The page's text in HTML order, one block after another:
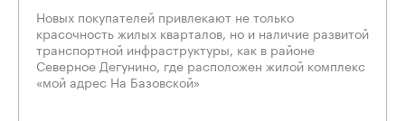
Новых покупателей привлекают не только
красочность жилых кварталов, но и наличие развитой
транспортной инфраструктуры, как в районе
Северное Дегунино, где расположен жилой комплекс
«мой адрес На Базовской»